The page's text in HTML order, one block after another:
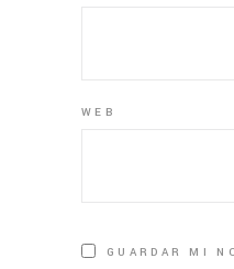
WEB
GUARDAR MI